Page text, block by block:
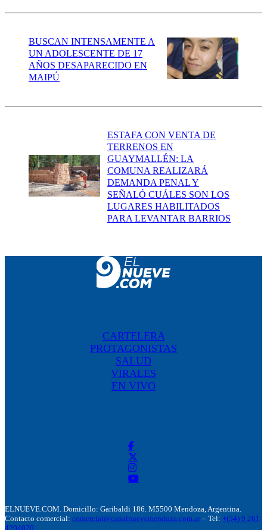
BUSCAN INTENSAMENTE A
UN ADOLESCENTE DE 17
AÑOS DESAPARECIDO EN
MAIPÚ
ESTAFA CON VENTA DE
TERRENOS EN
GUAYMALLÉN: LA
COMUNA REALIZARÁ
DEMANDA PENAL Y
SEÑALÓ CUÁLES SON LOS
LUGARES HABILITADOS
PARA LEVANTAR BARRIOS
CARTELERA
PROTAGONISTAS
SALUD
VIRALES
EN VIVO
ELNUEVE.COM. Domicillo: Garibaldi 186. M5500 Mendoza, Argentina.
Contacto comercial: comercial@canalnuevemendoza.com.ar – Tel: +(54) 9 261
4204020